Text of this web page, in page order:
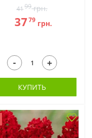
4199грн.
3779 грн.
- +
КУПИТЬ